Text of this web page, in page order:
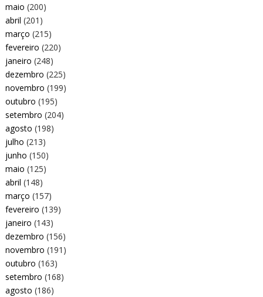
maio (200)
abril (201)
março (215)
fevereiro (220)
janeiro (248)
dezembro (225)
novembro (199)
outubro (195)
setembro (204)
agosto (198)
julho (213)
junho (150)
maio (125)
abril (148)
março (157)
fevereiro (139)
janeiro (143)
dezembro (156)
novembro (191)
outubro (163)
setembro (168)
agosto (186)